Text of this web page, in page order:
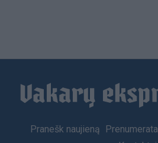
Footer
Pranešk naujieną Prenumerata